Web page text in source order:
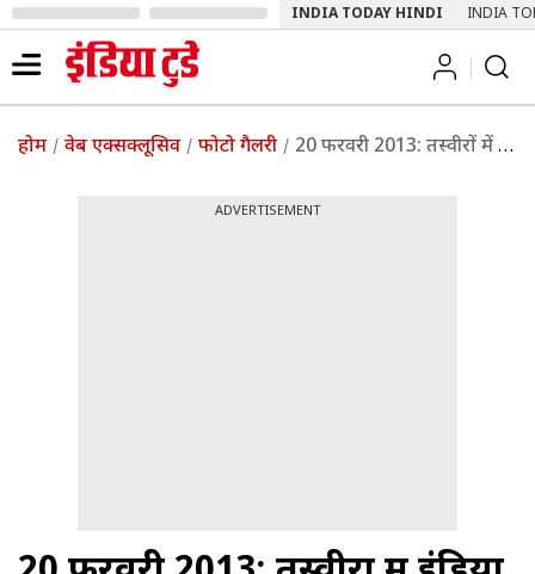
INDIA TODAY HINDI INDIA
होम वेब एक्सक्लूसिव फोटो गैलरी 20 फरवरी 2013: तस्‍वीरों में इंडिया टुडे
ADVERTISEMENT